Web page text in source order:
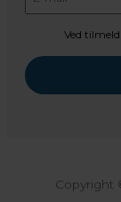
Ved
Copyright